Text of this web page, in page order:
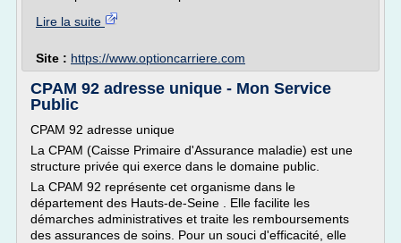
Lire la suite
Site : https://www.optioncarriere.com
CPAM 92 adresse unique - Mon Service
Public
CPAM 92 adresse unique
La CPAM (Caisse Primaire d'Assurance maladie) est une
structure privée qui exerce dans le domaine public.
La CPAM 92 représente cet organisme dans le
département des Hauts-de-Seine . Elle facilite les
démarches administratives et traite les remboursements
des assurances de soins. Pour un souci d'efficacité, elle